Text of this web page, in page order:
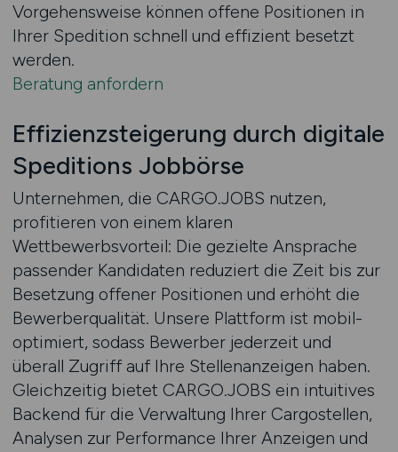
Vorgehensweise können offene Positionen in
Ihrer Spedition schnell und effizient besetzt
werden.
Beratung anfordern
Effizienzsteigerung durch digitale
Speditions Jobbörse
Unternehmen, die CARGO.JOBS nutzen,
profitieren von einem klaren
Wettbewerbsvorteil: Die gezielte Ansprache
passender Kandidaten reduziert die Zeit bis zur
Besetzung offener Positionen und erhöht die
Bewerberqualität. Unsere Plattform ist mobil-
optimiert, sodass Bewerber jederzeit und
überall Zugriff auf Ihre Stellenanzeigen haben.
Gleichzeitig bietet CARGO.JOBS ein intuitives
Backend für die Verwaltung Ihrer Cargostellen,
Analysen zur Performance Ihrer Anzeigen und